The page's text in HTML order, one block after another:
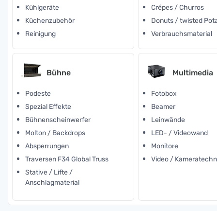
Kühlgeräte
Küchenzubehör
Reinigung
Crépes / Churros
Donuts / twisted
Verbrauchsmaterial
Bühne
Podeste
Spezial Effekte
Bühnenscheinwerfer
Molton / Backdrops
Absperrungen
Traversen F34 Global Truss
Stative / Lifte /
Anschlagmaterial
Multimedia
Fotobox
Beamer
Leinwände
LED- / Videowand
Monitore
Video /